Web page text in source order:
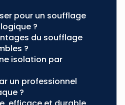
pour un soufflage
?
du soufflage
?
isolation par
un professionnel
?